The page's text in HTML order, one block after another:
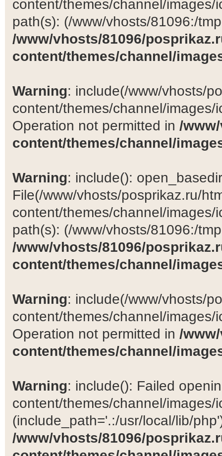
content/themes/channel/
path(s): (/www/vhosts/81096:/
/www/vhosts/81096/
content/themes/channel/
Warning: include(/www/vhosts/
content/themes/channel/
Operation not permitted in /
content/themes/channel/
Warning: include():
File(/www/vhosts/posprikaz.ru/
content/themes/channel/
path(s): (/www/vhosts/81096:/
/www/vhosts/81096/
content/themes/channel/
Warning: include(/www/vhosts/
content/themes/channel/
Operation not permitted in /
content/themes/channel/
Warning: include(): Failed
content/themes/channel/images/
(include_path='.:/usr/local/lib/
/www/vhosts/81096/